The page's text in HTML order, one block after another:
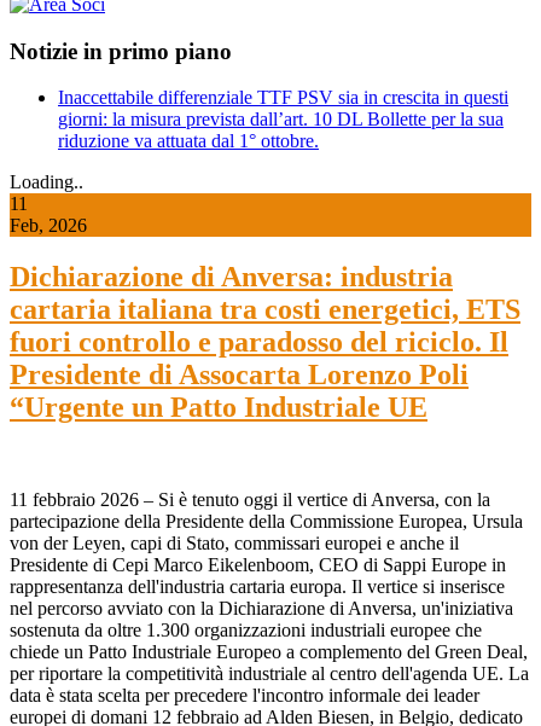
Notizie in primo piano
Inaccettabile differenziale TTF PSV sia in crescita in questi
giorni: la misura prevista dall’art. 10 DL Bollette per la sua
riduzione va attuata dal 1° ottobre.
Loading..
11
Feb, 2026
Dichiarazione di Anversa: industria
cartaria italiana tra costi energetici, ETS
fuori controllo e paradosso del riciclo. Il
Presidente di Assocarta Lorenzo Poli
“Urgente un Patto Industriale UE
11 febbraio 2026 – Si è tenuto oggi il vertice di Anversa, con la
partecipazione della Presidente della Commissione Europea, Ursula
von der Leyen, capi di Stato, commissari europei e anche il
Presidente di Cepi Marco Eikelenboom, CEO di Sappi Europe in
rappresentanza dell'industria cartaria europa. Il vertice si inserisce
nel percorso avviato con la Dichiarazione di Anversa, un'iniziativa
sostenuta da oltre 1.300 organizzazioni industriali europee che
chiede un Patto Industriale Europeo a complemento del Green Deal,
per riportare la competitività industriale al centro dell'agenda UE. La
data è stata scelta per precedere l'incontro informale dei leader
europei di domani 12 febbraio ad Alden Biesen, in Belgio, dedicato